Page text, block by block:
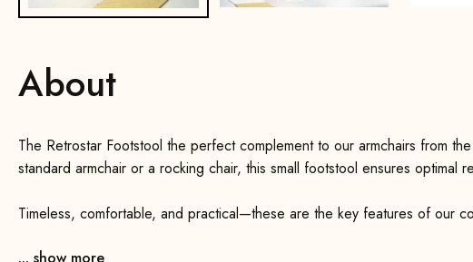
About
The Retrostar Footstool the perfect complement to our armchairs from
standard armchair or a rocking chair, this small footstool ensures optimal
Timeless, comfortable, and practical—these are the key features of our